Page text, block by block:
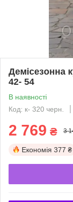
Демісезонна
42- 54
В наявності
Код: к- 320 черн.
2 769 ₴ 3
Економія 377 ₴